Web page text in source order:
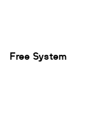
Free System